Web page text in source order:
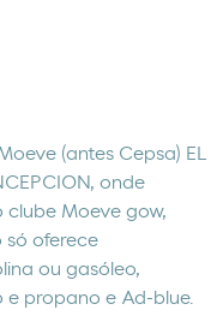
(antes Cepsa) EL
onde
Moeve gow,
só oferece
ou gasóleo,
propano e Ad-blue.